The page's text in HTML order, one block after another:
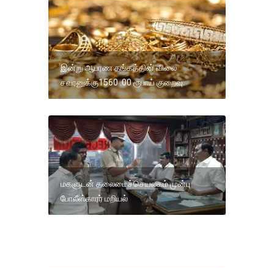
இன்று ஆபரண தங்கத்தின் விலை
சவரனுக்கு1560 .00 ரூபாய் குறைவு.
மகளுடன் தலைமைச்செயலகம் முன்பு
போலீஸ்காரர் மறியல்